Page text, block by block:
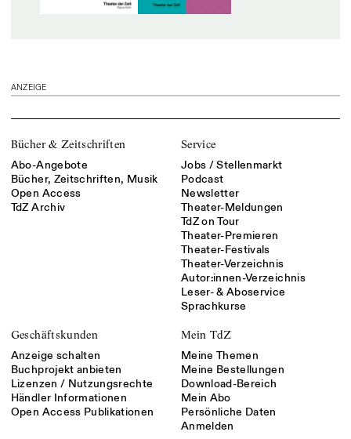
ANZEIGE
Bücher & Zeitschriften
Abo-Angebote
Bücher, Zeitschriften, Musik
Open Access
TdZ Archiv
Service
Jobs / Stellenmarkt
Podcast
Newsletter
Theater-Meldungen
TdZ on Tour
Theater-Premieren
Theater-Festivals
Theater-Verzeichnis
Autor:innen-Verzeichnis
Leser- & Aboservice
Sprachkurse
Geschäftskunden
Anzeige schalten
Buchprojekt anbieten
Lizenzen / Nutzungsrechte
Händler Informationen
Open Access Publikationen
Mein TdZ
Meine Themen
Meine Bestellungen
Download-Bereich
Mein Abo
Persönliche Daten
Anmelden